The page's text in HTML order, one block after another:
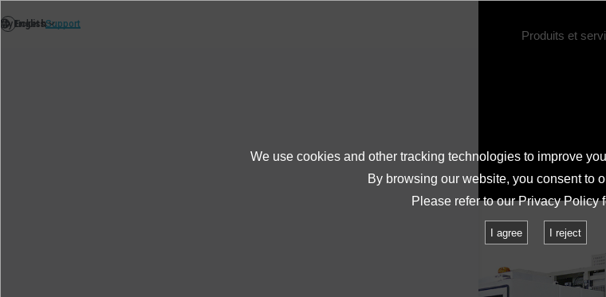
Produits et
We use cookies and other tracking technologies to improve
By browsing our website, you consent to
Please refer to ourPrivacy Policy
I agree I reject